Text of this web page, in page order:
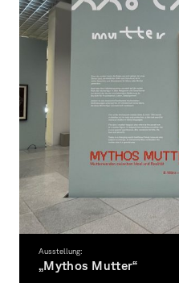
Ausstellung:
„Mythos Mutter“